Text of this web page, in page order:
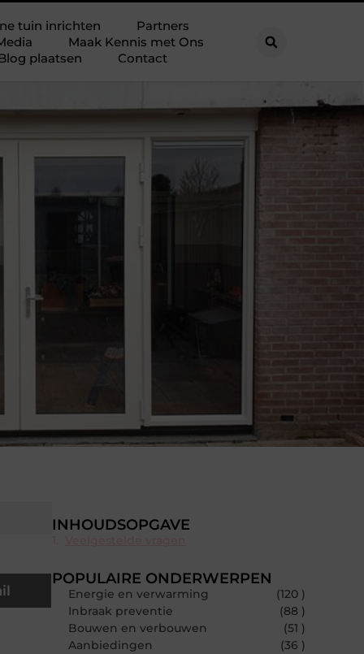
tuin inrichten
Partners
Maak Kennis met Ons
plaatsen
Contact
INHOUDSOPGAVE
POPULAIRE ONDERWERPEN
Energie en verwarming
(120 )
Inbraak preventie
(88 )
Bouwen en verbouwen
(51 )
Aanbiedingen
(36 )